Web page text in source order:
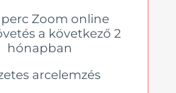
perc Zoom online
a következő 2
hónapban
arcelemzés